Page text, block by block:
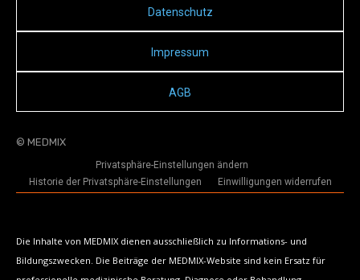
Datenschutz
Impressum
AGB
© MEDMIX
Privatsphäre-Einstellungen ändern
Historie der Privatsphäre-Einstellungen
Einwilligungen widerrufen
Die Inhalte von MEDMIX dienen ausschließlich zu Informations- und
Bildungszwecken. Die Beiträge der MEDMIX-Website sind kein Ersatz für